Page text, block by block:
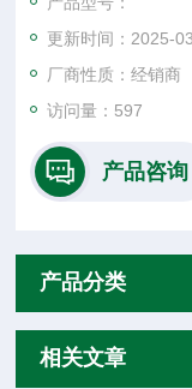
更新时间：2025-
厂商性质：经销商
访问量：597
产品咨询
产品分类
相关文章